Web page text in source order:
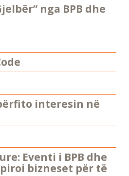
nga BPB dhe
interesin në
Eventi i BPB dhe
bizneset për të